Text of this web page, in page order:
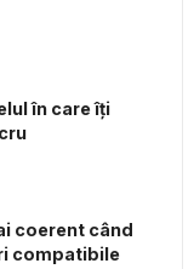
în care îți
coerent când
compatibile